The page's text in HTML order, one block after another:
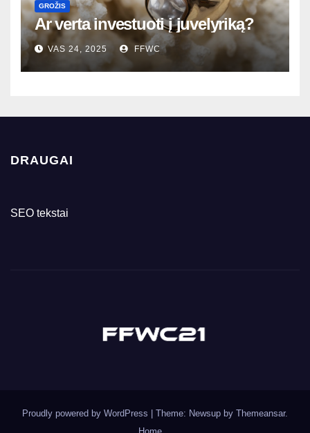
GROŽIS
Ar verta investuoti į juvelyriką?
VAS 24, 2025 FFWC
DRAUGAI
SEO tekstai
Proudly powered by WordPress Theme: Newsup by Themeansar.